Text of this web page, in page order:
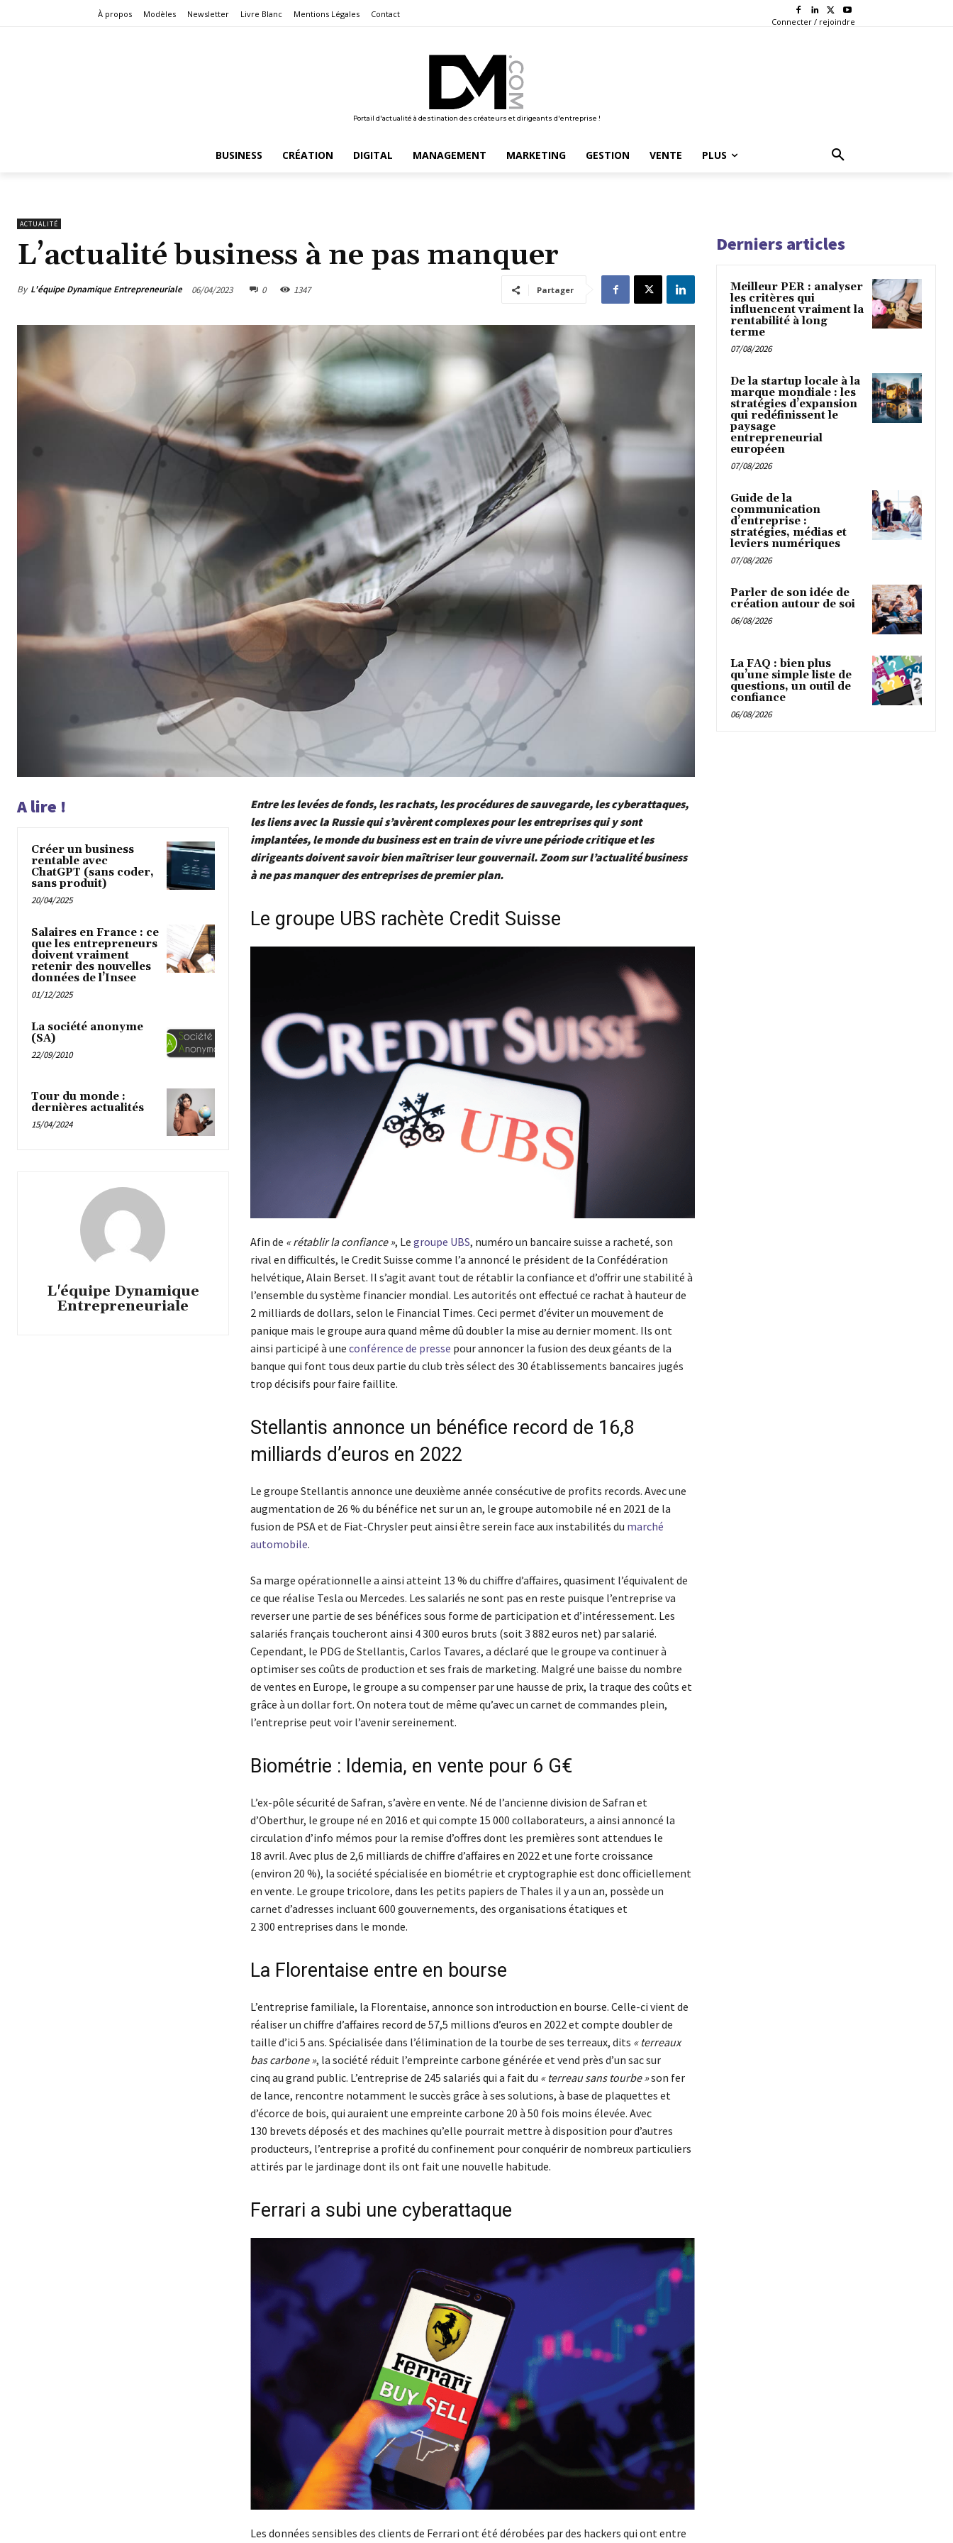
À propos Modèles Newsletter Livre Blanc Mentions Légales Contact
Connecter / rejoindre
Portail d'actualité à destination des créateurs et dirigeants d'entreprise !
BUSINESS CRÉATION DIGITAL MANAGEMENT MARKETING GESTION VENTE PLUS
ACTUALITÉ
L’actualité business à ne pas manquer
By L'équipe Dynamique Entrepreneuriale 06/04/2023 0 1347 Partager
A lire !
Créer un business
rentable avec
ChatGPT (sans coder,
sans produit)
20/04/2025
Salaires en France : ce
que les entrepreneurs
doivent vraiment
retenir des nouvelles
données de l’Insee
01/12/2025
La société anonyme
(SA)
22/09/2010
Tour du monde :
dernières actualités
15/04/2024
L'équipe Dynamique
Entrepreneuriale
Entre les levées de fonds, les rachats, les procédures de sauvegarde, les cyberattaques,
les liens avec la Russie qui s’avèrent complexes pour les entreprises qui y sont
implantées, le monde du business est en train de vivre une période critique et les
dirigeants doivent savoir bien maîtriser leur gouvernail. Zoom sur l’actualité business
à ne pas manquer des entreprises de premier plan.
Le groupe UBS rachète Credit Suisse
Afin de « rétablir la confiance », Le groupe UBS, numéro un bancaire suisse a racheté, son
rival en difficultés, le Credit Suisse comme l’a annoncé le président de la Confédération
helvétique, Alain Berset. Il s’agit avant tout de rétablir la confiance et d’offrir une stabilité à
l’ensemble du système financier mondial. Les autorités ont effectué ce rachat à hauteur de
2 milliards de dollars, selon le Financial Times. Ceci permet d’éviter un mouvement de
panique mais le groupe aura quand même dû doubler la mise au dernier moment. Ils ont
ainsi participé à une conférence de presse pour annoncer la fusion des deux géants de la
banque qui font tous deux partie du club très sélect des 30 établissements bancaires jugés
trop décisifs pour faire faillite.
Stellantis annonce un bénéfice record de 16,8
milliards d’euros en 2022
Le groupe Stellantis annonce une deuxième année consécutive de profits records. Avec une
augmentation de 26 % du bénéfice net sur un an, le groupe automobile né en 2021 de la
fusion de PSA et de Fiat-Chrysler peut ainsi être serein face aux instabilités du marché
automobile.
Sa marge opérationnelle a ainsi atteint 13 % du chiffre d’affaires, quasiment l’équivalent de
ce que réalise Tesla ou Mercedes. Les salariés ne sont pas en reste puisque l’entreprise va
reverser une partie de ses bénéfices sous forme de participation et d’intéressement. Les
salariés français toucheront ainsi 4 300 euros bruts (soit 3 882 euros net) par salarié.
Cependant, le PDG de Stellantis, Carlos Tavares, a déclaré que le groupe va continuer à
optimiser ses coûts de production et ses frais de marketing. Malgré une baisse du nombre
de ventes en Europe, le groupe a su compenser par une hausse de prix, la traque des coûts et
grâce à un dollar fort. On notera tout de même qu’avec un carnet de commandes plein,
l’entreprise peut voir l’avenir sereinement.
Biométrie : Idemia, en vente pour 6 G€
L’ex-pôle sécurité de Safran, s’avère en vente. Né de l’ancienne division de Safran et
d’Oberthur, le groupe né en 2016 et qui compte 15 000 collaborateurs, a ainsi annoncé la
circulation d’info mémos pour la remise d’offres dont les premières sont attendues le
18 avril. Avec plus de 2,6 milliards de chiffre d’affaires en 2022 et une forte croissance
(environ 20 %), la société spécialisée en biométrie et cryptographie est donc officiellement
en vente. Le groupe tricolore, dans les petits papiers de Thales il y a un an, possède un
carnet d’adresses incluant 600 gouvernements, des organisations étatiques et
2 300 entreprises dans le monde.
La Florentaise entre en bourse
L’entreprise familiale, la Florentaise, annonce son introduction en bourse. Celle-ci vient de
réaliser un chiffre d’affaires record de 57,5 millions d’euros en 2022 et compte doubler de
taille d’ici 5 ans. Spécialisée dans l’élimination de la tourbe de ses terreaux, dits « terreaux
bas carbone », la société réduit l’empreinte carbone générée et vend près d’un sac sur
cinq au grand public. L’entreprise de 245 salariés qui a fait du « terreau sans tourbe »son fer
de lance, rencontre notamment le succès grâce à ses solutions, à base de plaquettes et
d’écorce de bois, qui auraient une empreinte carbone 20 à 50 fois moins élevée. Avec
130 brevets déposés et des machines qu’elle pourrait mettre à disposition pour d’autres
producteurs, l’entreprise a profité du confinement pour conquérir de nombreux particuliers
attirés par le jardinage dont ils ont fait une nouvelle habitude.
Ferrari a subi une cyberattaque
Les données sensibles des clients de Ferrari ont été dérobées par des hackers qui ont entre
Derniers articles
Meilleur PER : analyser
les critères qui
influencent vraiment la
rentabilité à long
terme
07/08/2026
De la startup locale à la
marque mondiale : les
stratégies d’expansion
qui redéfinissent le
paysage
entrepreneurial
européen
07/08/2026
Guide de la
communication
d’entreprise :
stratégies, médias et
leviers numériques
07/08/2026
Parler de son idée de
création autour de soi
06/08/2026
La FAQ : bien plus
qu’une simple liste de
questions, un outil de
confiance
06/08/2026